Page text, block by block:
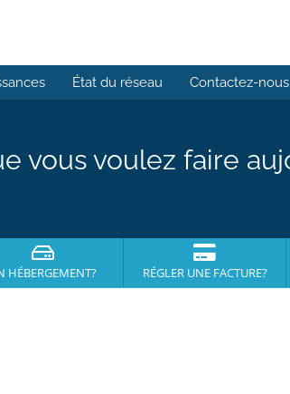
État du réseau Contactez-nous
vous voulez faire
HÉBERGEMENT? RÉGLER UNE FACTURE?